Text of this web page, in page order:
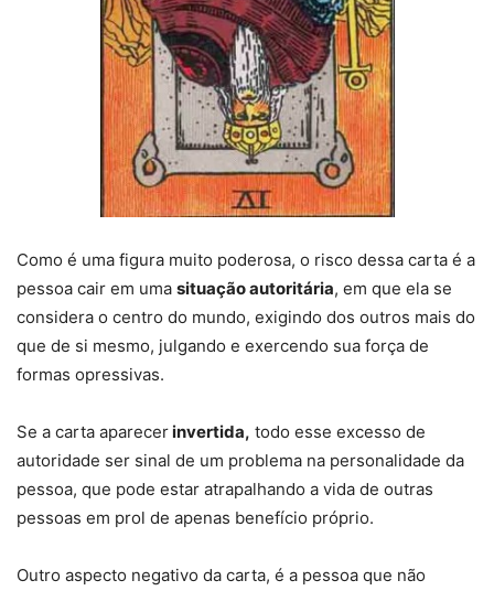
Como é uma figura muito poderosa, o risco dessa carta é a
pessoa cair em uma situação autoritária, em que ela se
considera o centro do mundo, exigindo dos outros mais do
que de si mesmo, julgando e exercendo sua força de
formas opressivas.
Se a carta aparecerinvertida, todo esse excesso de
autoridade ser sinal de um problema na personalidade da
pessoa, que pode estar atrapalhando a vida de outras
pessoas em prol de apenas benefício próprio.
Outro aspecto negativo da carta, é a pessoa que não